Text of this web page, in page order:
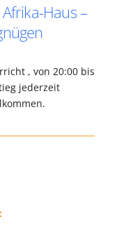
Haus –
, von 20:00 bis
jederzeit